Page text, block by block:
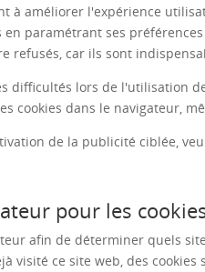
à améliorer l'expérience
paramétrant ses
refusés, car ils sont
difficultés lors de l'utilisation
cookies dans le navigateur,
de la publicité ciblée,
pour les
afin de déterminer quels
visité ce site web, des